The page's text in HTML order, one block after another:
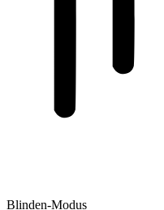
Blinden-Modus